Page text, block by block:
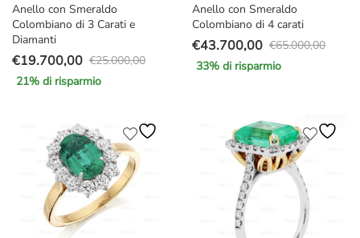
Anello con Smeraldo
Colombiano di 3 Carati e
Diamanti
€25.000,00
Il
prezzo
€25.000,00.
€19.700,00
Il
prezzo
€19.700,00.
21% di risparmio
Anello con Smeraldo
Colombiano di 4 carati
€65.000,00
Il
prezzo
€65.000,00.
€43.700,00
Il
prezzo
€43.700,00.
33% di risparmio